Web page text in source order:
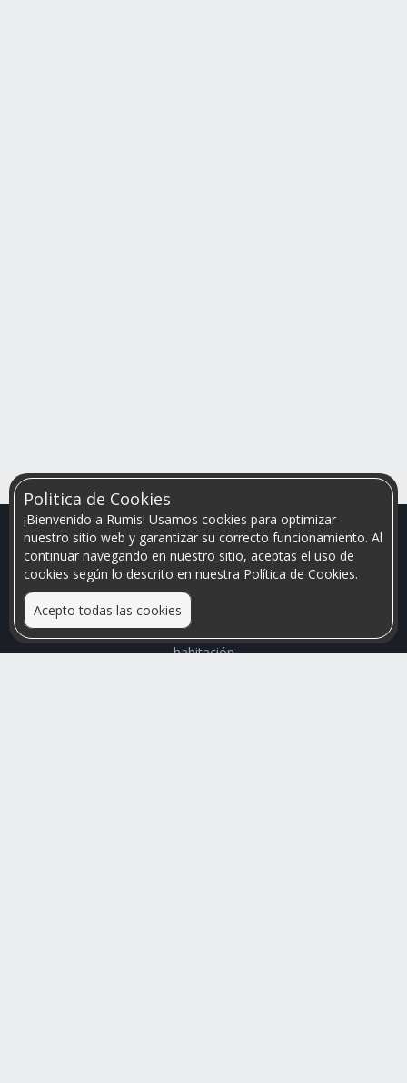
Politica de Cookies
¡Bienvenido a Rumis! Usamos cookies para optimizar
nuestro sitio web y garantizar su correcto funcionamiento. Al
continuar navegando en nuestro sitio, aceptas el uso de
cookies según lo descrito en nuestra Política de Cookies.
Acepto todas las cookies
Relacionamos personas que arriendan con las que buscan una
habitación